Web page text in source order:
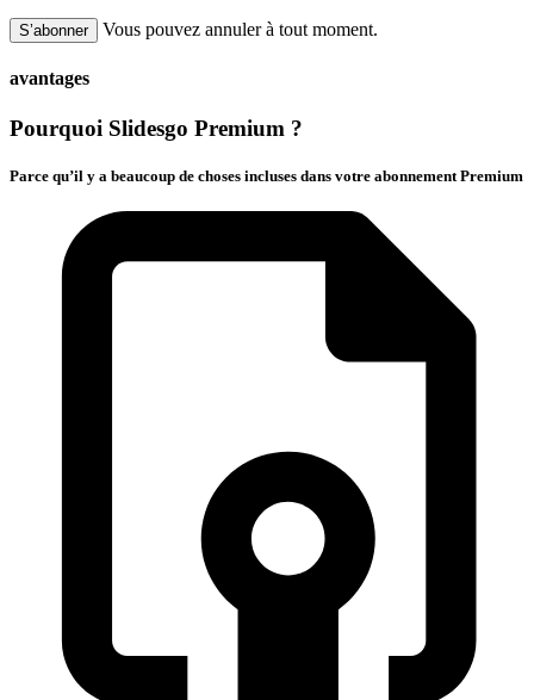
S’abonner Vous pouvez annuler à tout moment.
avantages
Pourquoi Slidesgo Premium ?
Parce qu’il y a beaucoup de choses incluses dans votre abonnement Premium